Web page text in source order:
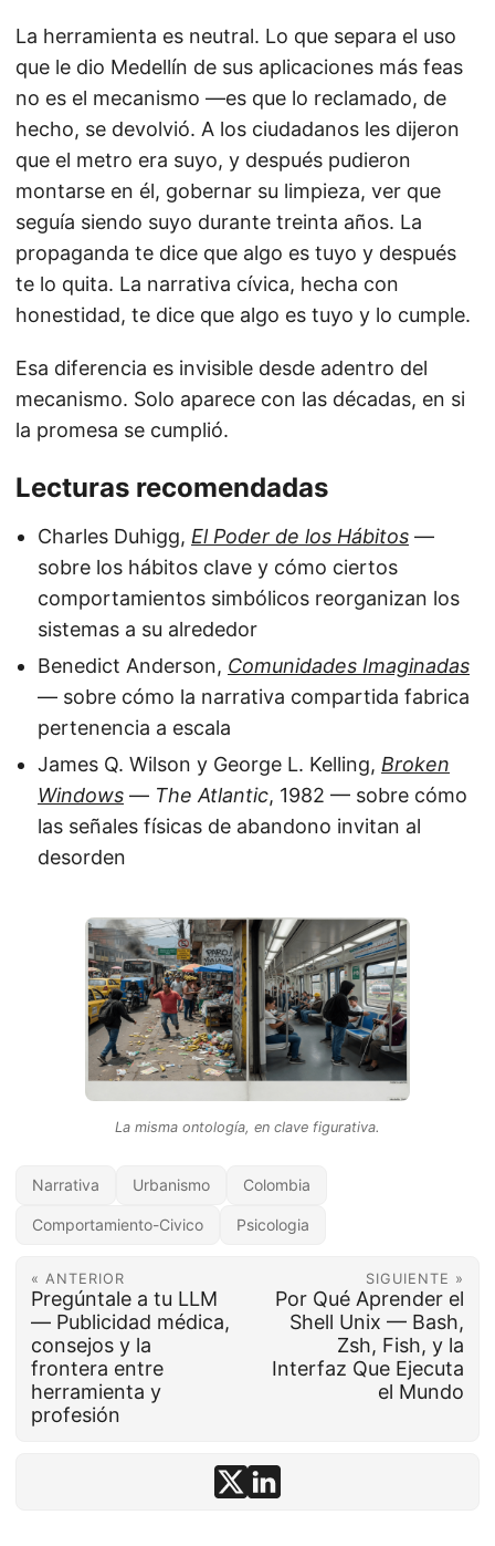
La herramienta es neutral. Lo que separa el uso
que le dio Medellín de sus aplicaciones más feas
no es el mecanismo —es que lo reclamado, de
hecho, se devolvió. A los ciudadanos les dijeron
que el metro era suyo, y después pudieron
montarse en él, gobernar su limpieza, ver que
seguía siendo suyo durante treinta años. La
propaganda te dice que algo es tuyo y después
te lo quita. La narrativa cívica, hecha con
honestidad, te dice que algo es tuyo y lo cumple.
Esa diferencia es invisible desde adentro del
mecanismo. Solo aparece con las décadas, en si
la promesa se cumplió.
Lecturas recomendadas
Charles Duhigg, El Poder de los Hábitos —
sobre los hábitos clave y cómo ciertos
comportamientos simbólicos reorganizan los
sistemas a su alrededor
Benedict Anderson, Comunidades Imaginadas
— sobre cómo la narrativa compartida fabrica
pertenencia a escala
James Q. Wilson y George L. Kelling, Broken
Windows — The Atlantic, 1982 — sobre cómo
las señales físicas de abandono invitan al
desorden
La misma ontología, en clave figurativa.
Narrativa Urbanismo Colombia
Comportamiento-Civico Psicologia
« ANTERIOR
Pregúntale a tu LLM
— Publicidad médica,
consejos y la
frontera entre
herramienta y
profesión
SIGUIENTE »
Por Qué Aprender el
Shell Unix — Bash,
Zsh, Fish, y la
Interfaz Que Ejecuta
el Mundo